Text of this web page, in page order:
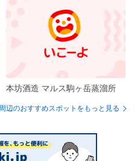
本坊酒造 マルス駒ヶ岳蒸溜所
辺のおすすめスポットをもっと見る